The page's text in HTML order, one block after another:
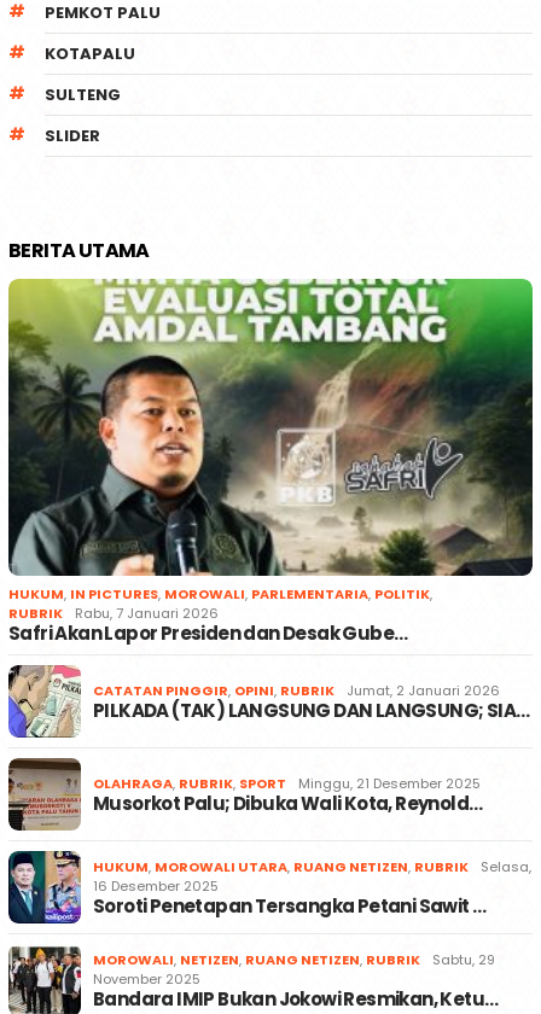
PEMKOT PALU
KOTAPALU
SULTENG
SLIDER
BERITA UTAMA
HUKUM, IN PICTURES, MOROWALI, PARLEMENTARIA, POLITIK,
RUBRIK
Rabu, 7 Januari 2026
Safri Akan Lapor Presiden dan Desak Gube…
CATATAN PINGGIR, OPINI, RUBRIK Jumat, 2 Januari 2026
PILKADA (TAK) LANGSUNG DAN LANGSUNG; SIA…
OLAHRAGA, RUBRIK, SPORT Minggu, 21 Desember 2025
Musorkot Palu; Dibuka Wali Kota, Reynold…
HUKUM, MOROWALI UTARA, RUANG NETIZEN, RUBRIK
Selasa,
16 Desember 2025
Soroti Penetapan Tersangka Petani Sawit …
MOROWALI, NETIZEN, RUANG NETIZEN, RUBRIK
Sabtu, 29
November 2025
Bandara IMIP Bukan Jokowi Resmikan, Ketu…